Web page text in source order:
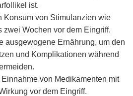
ist.
Konsum von Stimulanzien wie
zwei Wochen vor dem Eingriff.
ausgewogene Ernährung, um den
und Komplikationen während
von Medikamenten mit
vor dem Eingriff.